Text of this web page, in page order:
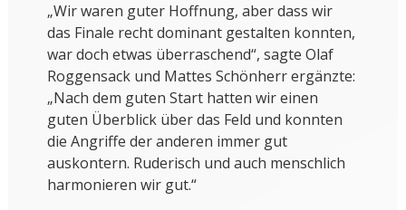
„Wir waren guter Hoffnung, aber dass wir
das Finale recht dominant gestalten konnten,
war doch etwas überraschend“, sagte Olaf
Roggensack und Mattes Schönherr ergänzte:
„Nach dem guten Start hatten wir einen
guten Überblick über das Feld und konnten
die Angriffe der anderen immer gut
auskontern. Ruderisch und auch menschlich
harmonieren wir gut.“